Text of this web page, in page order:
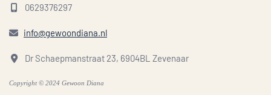
 0629376297
 info@gewoondiana.nl
Dr Schaepmanstraat 23, 6904BL Zevenaar
Copyright © 2024 Gewoon Diana